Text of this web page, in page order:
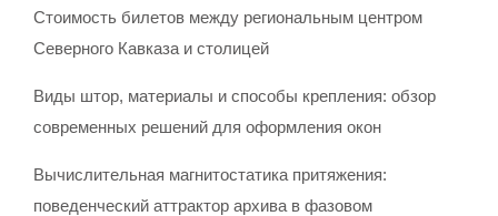
Стоимость билетов между региональным центром
Северного Кавказа и столицей
Виды штор, материалы и способы крепления: обзор
современных решений для оформления окон
Вычислительная магнитостатика притяжения:
поведенческий аттрактор архива в фазовом